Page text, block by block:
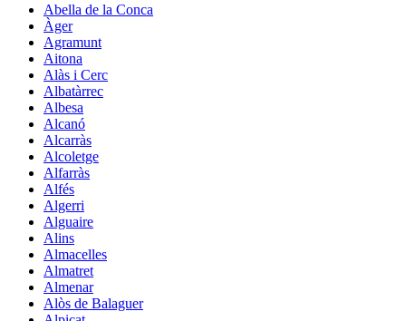
Abella de la Conca
Àger
Agramunt
Aitona
Alàs i Cerc
Albatàrrec
Albesa
Alcanó
Alcarràs
Alcoletge
Alfarràs
Alfés
Algerri
Alguaire
Alins
Almacelles
Almatret
Almenar
Alòs de Balaguer